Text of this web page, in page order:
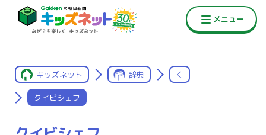
キッズネット 辞典 く
クイビシェフ